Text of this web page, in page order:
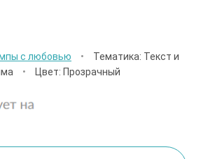
с любовью •
Тематика: Текст и
• Цвет: Прозрачный